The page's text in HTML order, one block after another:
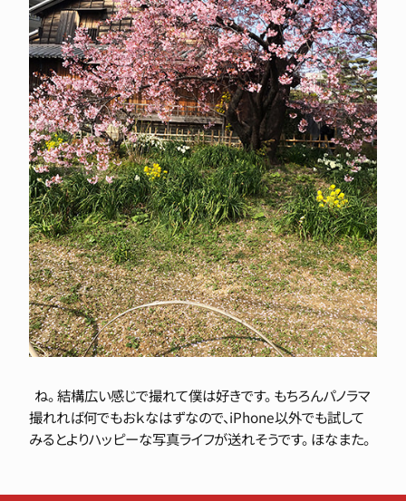
ね。 結構広い感じで撮れて僕は好きです。 もちろんパノラマ
撮れれば何でもおｋなはずなので、iPhone以外でも試して
みるとよりハッピーな写真ライフが送れそうです。 ほなまた。